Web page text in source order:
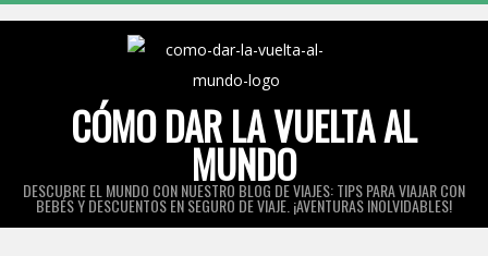
CÓMO DAR LA VUELTA AL
MUNDO
DESCUBRE EL MUNDO CON NUESTRO BLOG DE VIAJES: TIPS PARA VIAJAR CON
BEBÉS Y DESCUENTOS EN SEGURO DE VIAJE. ¡AVENTURAS INOLVIDABLES!